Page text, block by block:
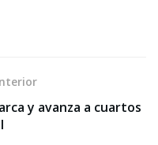
y avanza a cuartos